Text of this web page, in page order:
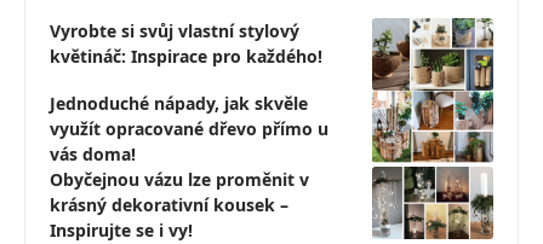
Vyrobte si svůj vlastní stylový
květináč: Inspirace pro každého!
Jednoduché nápady, jak skvěle
využít opracované dřevo přímo u
vás doma!
Obyčejnou vázu lze proměnit v
krásný dekorativní kousek –
Inspirujte se i vy!